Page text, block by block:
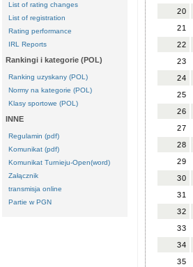
List of rating changes
List of registration
Rating performance
IRL Reports
Rankingi i kategorie (POL)
Ranking uzyskany (POL)
Normy na kategorie (POL)
Klasy sportowe (POL)
INNE
Regulamin (pdf)
Komunikat (pdf)
Komunikat Turnieju-Open(word)
Załącznik
transmisja online
Partie w PGN
20
21
22
23
24
25
26
27
28
29
30
31
32
33
34
35